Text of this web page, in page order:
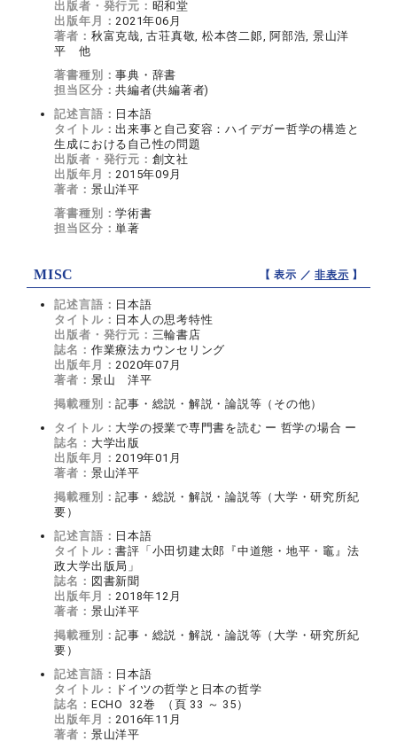
出版者・発行元： 昭和堂
出版年月：2021年06月
著者： 秋富克哉, 古荘真敬, 松本啓二郞, 阿部浩, 景山洋
平 他
著書種別：事典・辞書
担当区分：共編者(共編著者)
記述言語： 日本語
タイトル：出来事と自己変容：ハイデガー哲学の構造と
生成における自己性の問題
出版者・発行元： 創文社
出版年月：2015年09月
著者： 景山洋平
著書種別：学術書
担当区分：単著
MISC 【 表示 ／非表示 】
記述言語： 日本語
タイトル： 日本人の思考特性
出版者・発行元： 三輪書店
誌名： 作業療法カウンセリング
出版年月：2020年07月
著者： 景山 洋平
掲載種別：記事・総説・解説・論説等（その他）
タイトル： 大学の授業で専門書を読む ー 哲学の場合 ー
誌名： 大学出版
出版年月：2019年01月
著者： 景山洋平
掲載種別：記事・総説・解説・論説等（大学・研究所紀
要）
記述言語： 日本語
タイトル：書評「小田切建太郎『中道態・地平・竈』法
政大学出版局」
誌名： 図書新聞
出版年月：2018年12月
著者： 景山洋平
掲載種別：記事・総説・解説・論説等（大学・研究所紀
要）
記述言語： 日本語
タイトル： ドイツの哲学と日本の哲学
誌名： ECHO 32巻 （頁 33 ～ 35）
出版年月：2016年11月
著者： 景山洋平